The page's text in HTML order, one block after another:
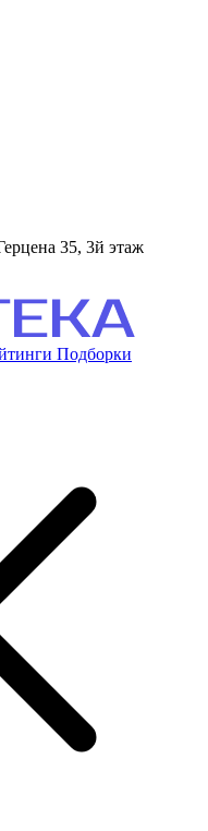
35, 3й этаж
Подборки